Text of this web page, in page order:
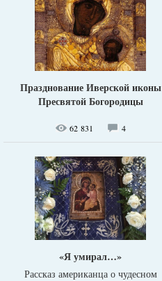
Празднование Иверской иконы
Пресвятой Богородицы
62 831 4
«Я умирал…»
Рассказ американца о чудесном